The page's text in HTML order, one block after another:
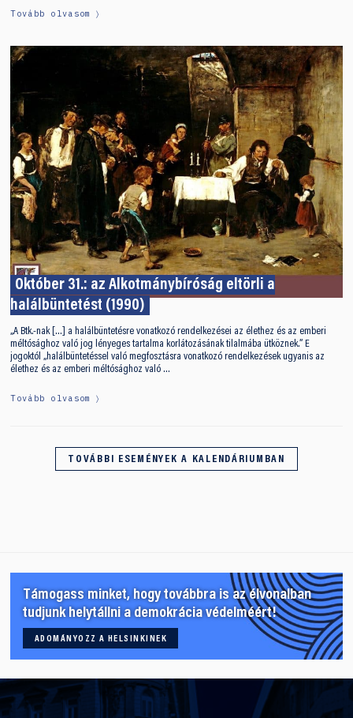
Tovább olvasom
Október 31.: az Alkotmánybíróság eltörli a
halálbüntetést (1990)
„A Btk.-nak […] a halálbüntetésre vonatkozó rendelkezései az élethez és az emberi
méltósághoz való jog lényeges tartalma korlátozásának tilalmába ütköznek.” E
jogoktól „halálbüntetéssel való megfosztásra vonatkozó rendelkezések ugyanis az
élethez és az emberi méltósághoz való …
Tovább olvasom
TOVÁBBI ESEMÉNYEK A KALENDÁRIUMBAN
Támogass minket, hogy továbbra is az élvonalban
tudjunk helytállni a demokrácia védelméért!
ADOMÁNYOZZ A HELSINKINEK